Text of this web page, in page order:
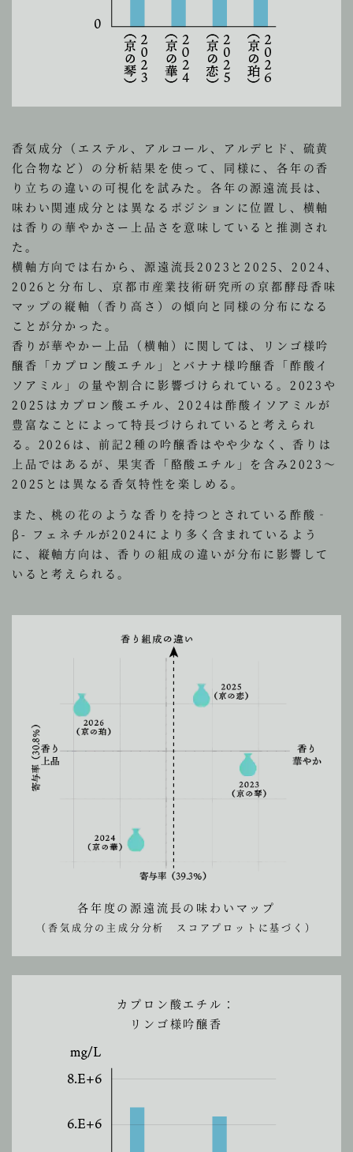
香気成分（エステル、アルコール、アルデヒド、硫黄
化合物など）の分析結果を使って、同様に、各年の香
り立ちの違いの可視化を試みた。各年の源遠流長は、
味わい関連成分とは異なるポジションに位置し、横軸
は香りの華やかさー上品さを意味していると推測され
た。
横軸方向では右から、源遠流長2023と2025、2024、
2026と分布し、京都市産業技術研究所の京都酵母香味
マップの縦軸（香り高さ）の傾向と同様の分布になる
ことが分かった。
香りが華やかー上品（横軸）に関しては、リンゴ様吟
醸香「カプロン酸エチル」とバナナ様吟醸香「酢酸イ
ソアミル」の量や割合に影響づけられている。2023や
2025はカプロン酸エチル、2024は酢酸イソアミルが
豊富なことによって特長づけられていると考えられ
る。2026は、前記2種の吟醸香はやや少なく、香りは
上品ではあるが、果実香「酪酸エチル」を含み2023～
2025とは異なる香気特性を楽しめる。
また、桃の花のような香りを持つとされている酢酸‐
β- フェネチルが2024により多く含まれているよう
に、縦軸方向は、香りの組成の違いが分布に影響して
いると考えられる。
各年度の源遠流長の味わいマップ
（香気成分の主成分分析 スコアプロットに基づく）
カプロン酸エチル：
リンゴ様吟醸香